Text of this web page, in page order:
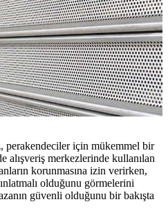
perakendeciler için mükemmel bir
alışveriş merkezlerinde kullanılan
korunmasına izin verirken,
olduğunu görmelerini
güvenli olduğunu bir bakışta